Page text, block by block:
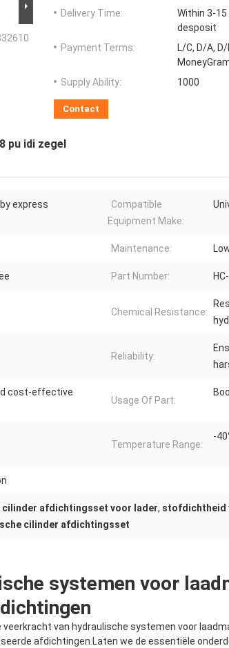
Delivery Time:
Within 3-
desposit
Payment Terms:
L/C, D/A,
Supply Ability:
1000
Contact
pu idi zegel
express
Compatible
Equipment Make:
Maintenance:
Part Number:
Chemical Resistance:
Reliability:
cost-effective
Usage Of Part:
Temperature Range:
-
cilinder afdichtingsset voor lader, stofdichtheid
cilinder afdichtingsset
systemen voor
van hydraulische systemen voor
afdichtingen.Laten we de essentiële